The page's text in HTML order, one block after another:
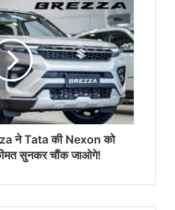
ने Tata की Nexon को
सुनकर चौंक जाओगे!